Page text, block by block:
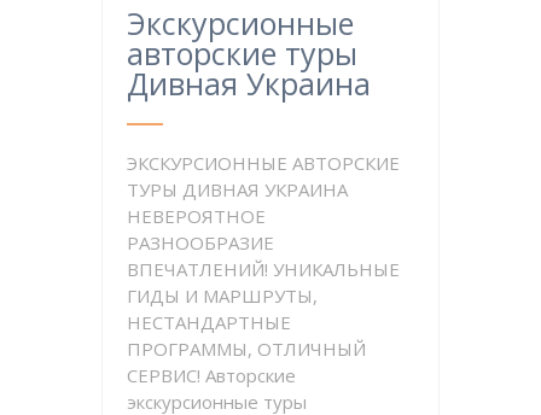
Экскурсионные
авторские туры
Дивная Украина
ЭКСКУРСИОННЫЕ АВТОРСКИЕ
ТУРЫ ДИВНАЯ УКРАИНА
НЕВЕРОЯТНОЕ
РАЗНООБРАЗИЕ
ВПЕЧАТЛЕНИЙ! УНИКАЛЬНЫЕ
ГИДЫ И МАРШРУТЫ,
НЕСТАНДАРТНЫЕ
ПРОГРАММЫ, ОТЛИЧНЫЙ
СЕРВИС! Авторские
экскурсионные туры